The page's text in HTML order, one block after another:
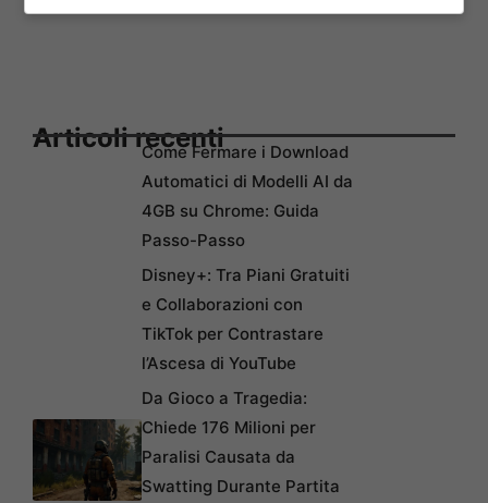
Articoli recentiCome Fermare i Download
Automatici di Modelli AI da
4GB su Chrome: Guida
Passo-Passo
Disney+: Tra Piani Gratuiti
e Collaborazioni con
TikTok per Contrastare
l’Ascesa di YouTube
Da Gioco a Tragedia:
Chiede 176 Milioni per
Paralisi Causata da
Swatting Durante Partita